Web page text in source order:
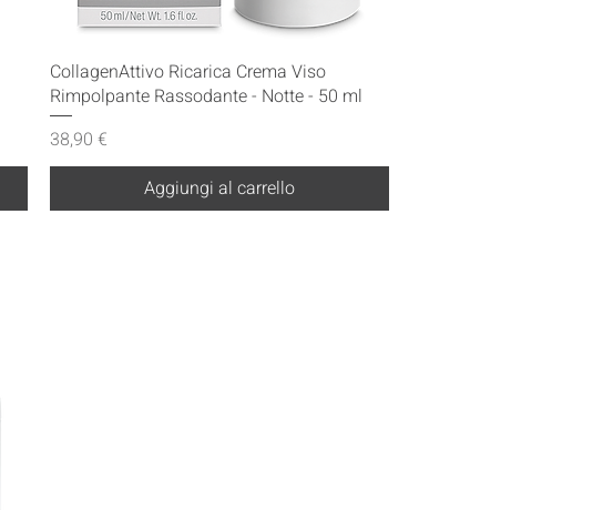
Vista rapida
CollagenAttivo Ricarica Crema Viso
Rimpolpante Rassodante - Notte - 50 ml
Prezzo
38,90 €
Aggiungi al carrello